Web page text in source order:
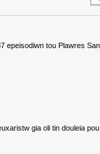
epeisodiwn tou Plawres
gia oli tin douleia